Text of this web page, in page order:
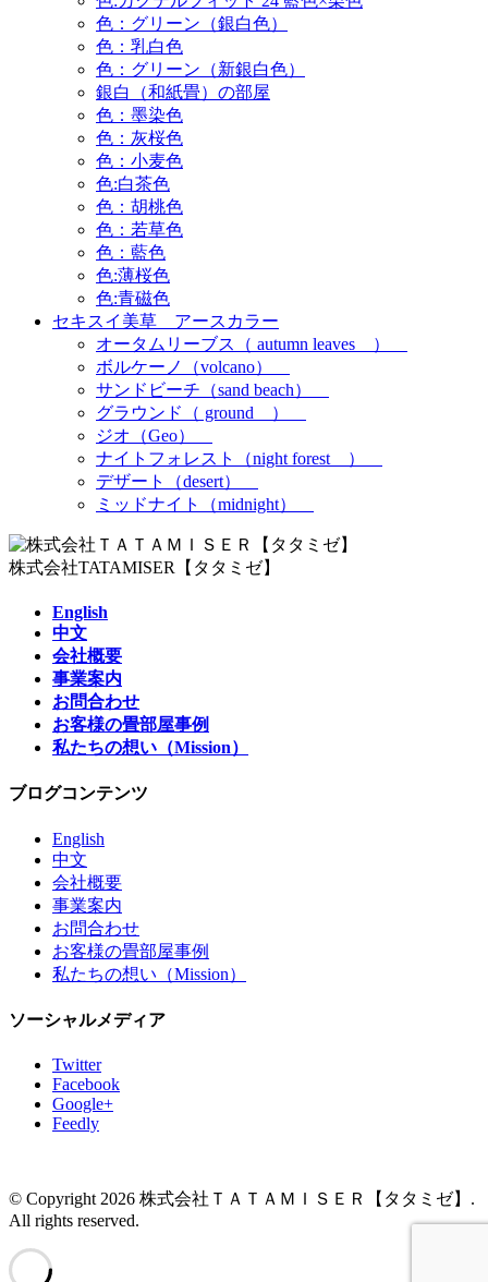
色：グリーン（銀白色）
色：乳白色
色：グリーン（新銀白色）
銀白（和紙畳）の部屋
色：墨染色
色：灰桜色
色：小麦色
色:白茶色
色：胡桃色
色：若草色
色：藍色
色:薄桜色
色:青磁色
セキスイ美草 アースカラー
オータムリーブス（ autumn leaves ）
ボルケーノ（volcano）
サンドビーチ（sand beach）
グラウンド（ ground ）
ジオ（Geo）
ナイトフォレスト（night forest ）
デザート（desert）
ミッドナイト（midnight）
株式会社TATAMISER【タタミゼ】
English
中文
会社概要
事業案内
お問合わせ
お客様の畳部屋事例
私たちの想い（Mission）
ブログコンテンツ
English
中文
会社概要
事業案内
お問合わせ
お客様の畳部屋事例
私たちの想い（Mission）
ソーシャルメディア
Twitter
Facebook
Google+
Feedly
© Copyright 2026 株式会社ＴＡＴＡＭＩＳＥＲ【タタミゼ】.
All rights reserved.